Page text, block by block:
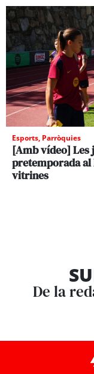
Esports, Parròquies
[Amb vídeo] Les
pretemporada
vitrines
De la